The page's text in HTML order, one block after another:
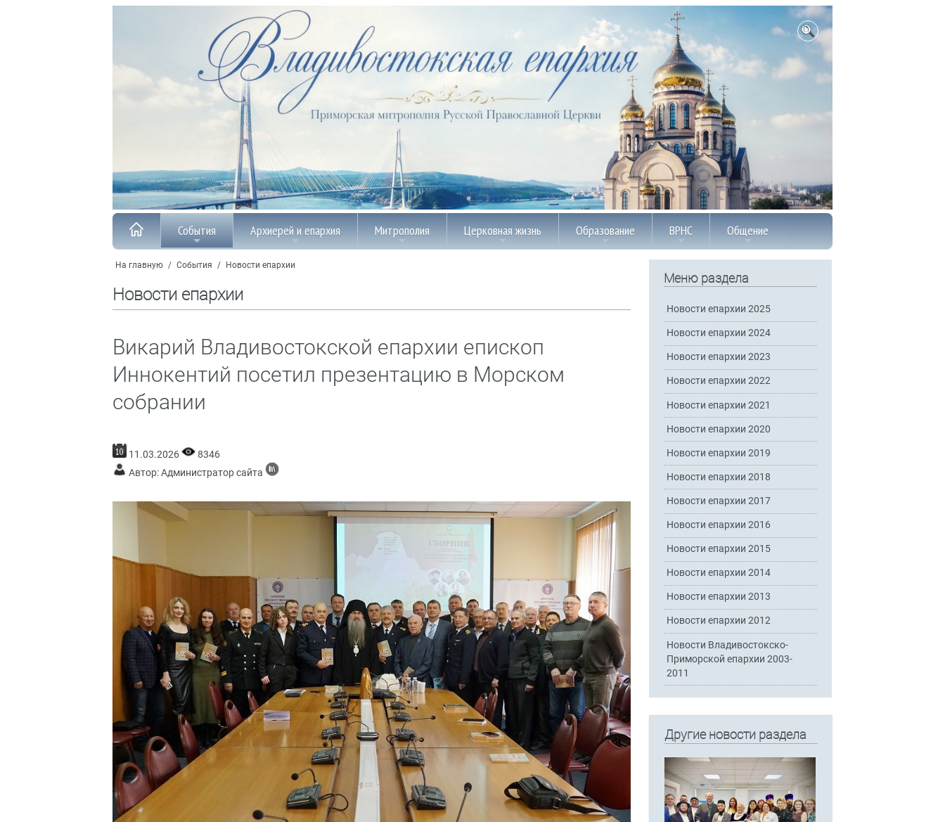
События Архиерей и епархия Митрополия Церковная жизнь Образование ВРНС Общение
На главную / События / Новости епархии
Новости епархии
Викарий Владивостокской епархии епископ
Иннокентий посетил презентацию в Морском
собрании
11.03.2026
8346
Автор: Администратор сайта
Меню раздела
Новости епархии 2025
Новости епархии 2024
Новости епархии 2023
Новости епархии 2022
Новости епархии 2021
Новости епархии 2020
Новости епархии 2019
Новости епархии 2018
Новости епархии 2017
Новости епархии 2016
Новости епархии 2015
Новости епархии 2014
Новости епархии 2013
Новости епархии 2012
Новости Владивостокско-
Приморской епархии 2003-
2011
Другие новости раздела